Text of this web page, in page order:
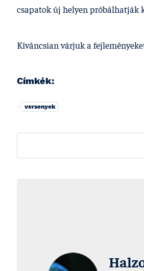
csapatok új helyen próbálhatják
Kí­váncsian várjuk a
Címkék:
versenyek